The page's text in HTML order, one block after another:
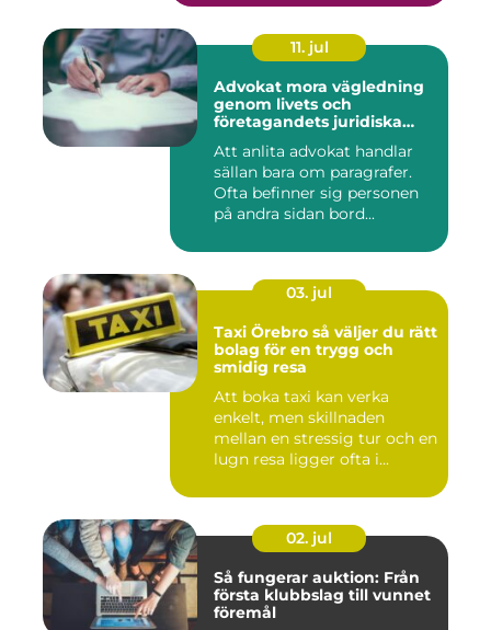
11. jul
Advokat mora vägledning
genom livets och
företagandets juridiska
Att anlita advokat handlar
sällan bara om paragrafer.
Ofta befinner sig personen
på andra sidan bord...
03. jul
Taxi Örebro så väljer du rätt
bolag för en trygg och
smidig resa
Att boka taxi kan verka
enkelt, men skillnaden
mellan en stressig tur och en
lugn resa ligger ofta i...
02. jul
Så fungerar auktion: Från
första klubbslag till vunnet
föremål